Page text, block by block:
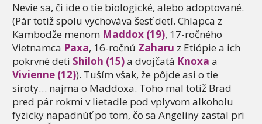
Nevie sa, či ide o tie biologické, alebo adoptované.
(Pár totiž spolu vychováva šesť detí. Chlapca z
Kambodže menom Maddox (19), 17-ročného
Vietnamca Paxa, 16-ročnú Zaharu z Etiópie a ich
pokrvné deti Shiloh (15)a dvojčatá Knoxa a
Vivienne (12)). Tuším však, že pôjde asi o tie
siroty… najmä o Maddoxa. Toho mal totiž Brad
pred pár rokmi v lietadle pod vplyvom alkoholu
fyzicky napadnúť po tom, čo sa Angeliny zastal pri